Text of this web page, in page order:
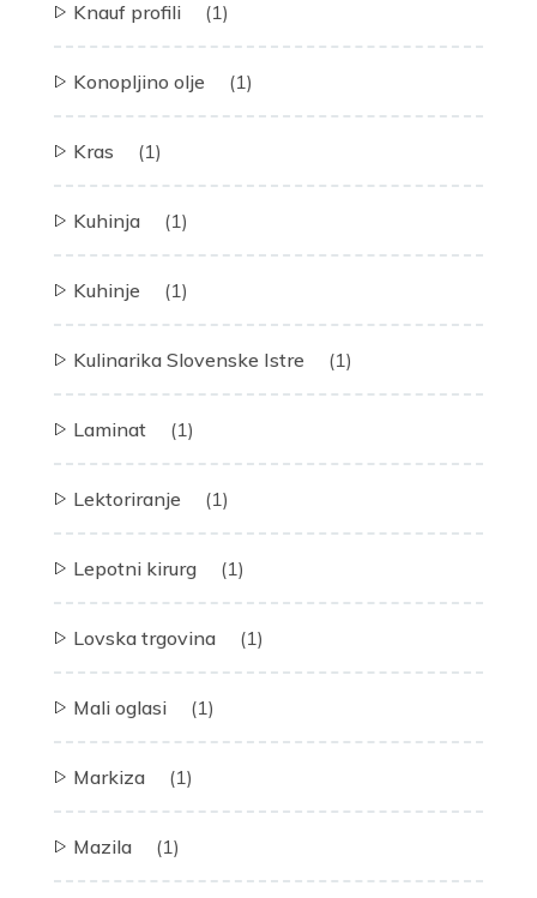
Knauf profili (1)
Konopljino olje (1)
Kras (1)
Kuhinja (1)
Kuhinje (1)
Kulinarika Slovenske Istre (1)
Laminat (1)
Lektoriranje (1)
Lepotni kirurg (1)
Lovska trgovina (1)
Mali oglasi (1)
Markiza (1)
Mazila (1)